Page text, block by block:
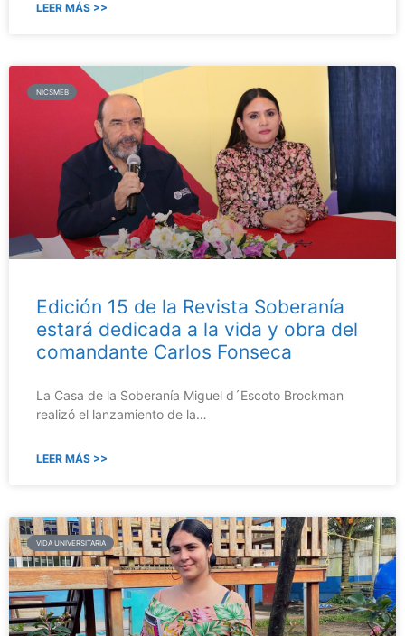
LEER MÁS >>
NICSMEB
Edición 15 de la Revista Soberanía
estará dedicada a la vida y obra del
comandante Carlos Fonseca
La Casa de la Soberanía Miguel d´Escoto Brockman
realizó el lanzamiento de la…
LEER MÁS >>
VIDA UNIVERSITARIA